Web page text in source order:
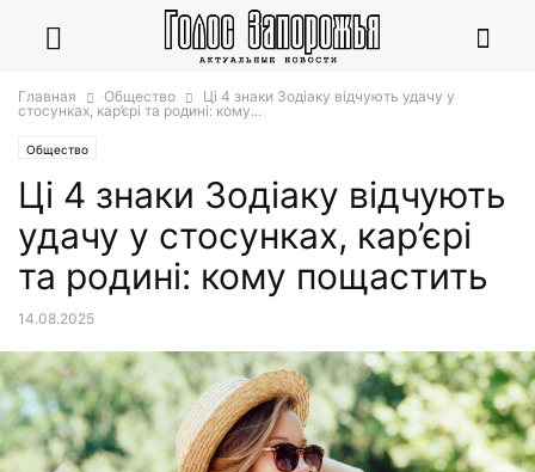
Главная Общество
Ці 4 знаки Зодіаку відчують удачу у
стосунках, кар’єрі та родині: кому...
Общество
Ці 4 знаки Зодіаку відчують
удачу у стосунках, кар’єрі
та родині: кому пощастить
14.08.2025